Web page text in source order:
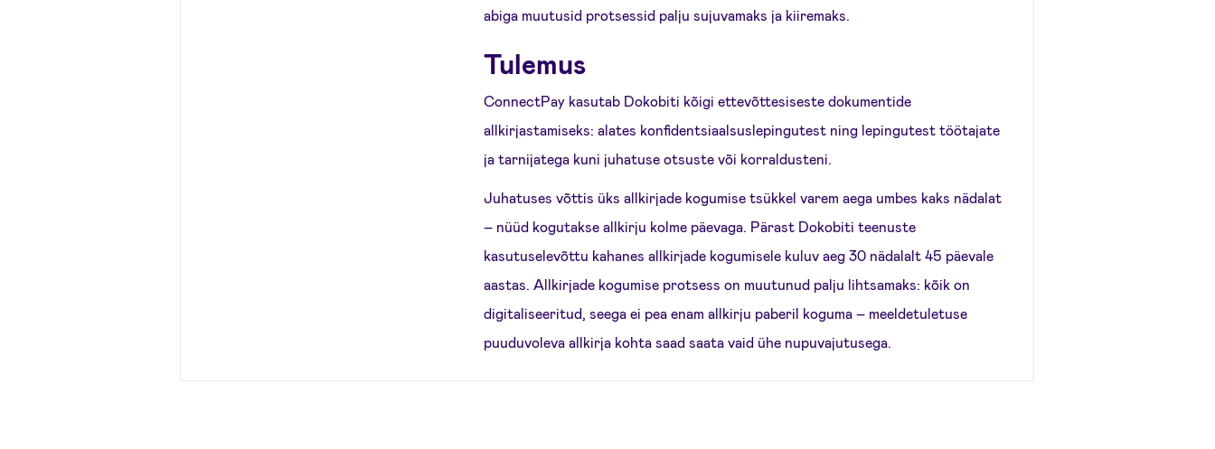
abiga muutusid protsessid palju sujuvamaks ja kiiremaks.
Tulemus
ConnectPay kasutab Dokobiti kõigi ettevõttesiseste dokumentide
allkirjastamiseks: alates konfidentsiaalsuslepingutest ning lepingutest töötajate
ja tarnijatega kuni juhatuse otsuste või korraldusteni.
Juhatuses võttis üks allkirjade kogumise tsükkel varem aega umbes kaks nädalat
– nüüd kogutakse allkirju kolme päevaga. Pärast Dokobiti teenuste
kasutuselevõttu kahanes allkirjade kogumisele kuluv aeg 30 nädalalt 45 päevale
aastas. Allkirjade kogumise protsess on muutunud palju lihtsamaks: kõik on
digitaliseeritud, seega ei pea enam allkirju paberil koguma – meeldetuletuse
puuduvoleva allkirja kohta saad saata vaid ühe nupuvajutusega.